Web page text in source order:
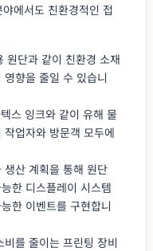
에서도 친환경적인 접
원단과 같이 친환경 소재
향을 줄일 수 있습니
스 잉크와 같이 유해 물
업자와 방문객 모두에
생산 계획을 통해 원단
한 디스플레이 시스템
한 이벤트를 구현합니
비를 줄이는 프린팅 장비